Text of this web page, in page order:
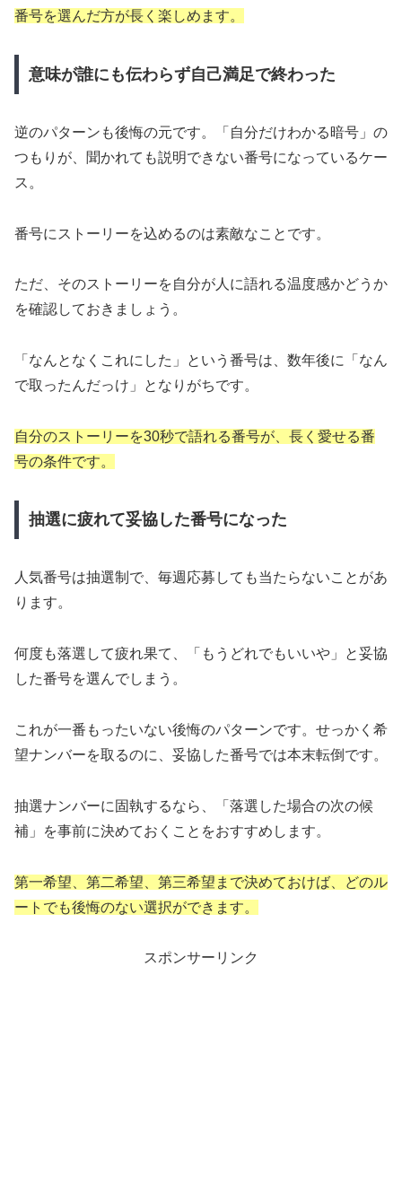
番号を選んだ方が長く楽しめます。
意味が誰にも伝わらず自己満足で終わった
逆のパターンも後悔の元です。「自分だけわかる暗号」の
つもりが、聞かれても説明できない番号になっているケー
ス。
番号にストーリーを込めるのは素敵なことです。
ただ、そのストーリーを自分が人に語れる温度感かどうか
を確認しておきましょう。
「なんとなくこれにした」という番号は、数年後に「なん
で取ったんだっけ」となりがちです。
自分のストーリーを30秒で語れる番号が、長く愛せる番
号の条件です。
抽選に疲れて妥協した番号になった
人気番号は抽選制で、毎週応募しても当たらないことがあ
ります。
何度も落選して疲れ果て、「もうどれでもいいや」と妥協
した番号を選んでしまう。
これが一番もったいない後悔のパターンです。せっかく希
望ナンバーを取るのに、妥協した番号では本末転倒です。
抽選ナンバーに固執するなら、「落選した場合の次の候
補」を事前に決めておくことをおすすめします。
第一希望、第二希望、第三希望まで決めておけば、どのル
ートでも後悔のない選択ができます。
スポンサーリンク